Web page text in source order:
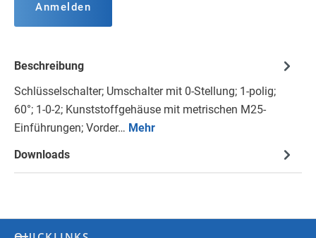
Anmelden
Beschreibung
Schlüsselschalter; Umschalter mit 0-Stellung; 1-polig;
60°; 1-0-2; Kunststoffgehäuse mit metrischen M25-
Einführungen; Vorder… Mehr
Downloads